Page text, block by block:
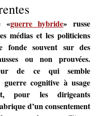
«guerre hybride» russe
médias et les politiciens
fonde souvent sur des
ou non prouvées.
de ce qui semble
guerre cognitive à usage
pour les dirigeants
d’un consentement